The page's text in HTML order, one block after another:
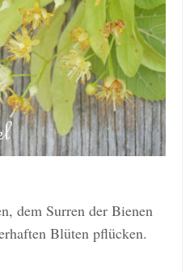
dem Surren der Bienen
Blüten pflücken.